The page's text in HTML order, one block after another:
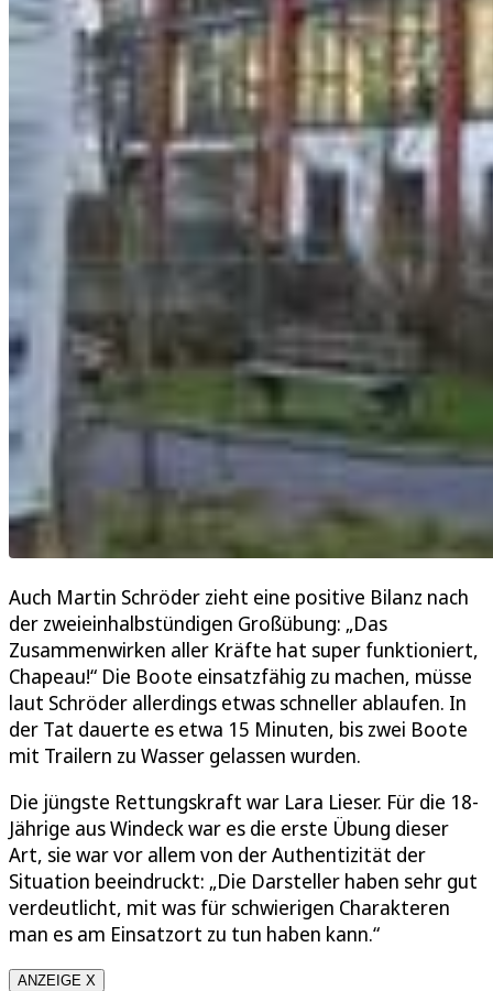
Auch Martin Schröder zieht eine positive Bilanz nach
der zweieinhalbstündigen Großübung: „Das
Zusammenwirken aller Kräfte hat super funktioniert,
Chapeau!“ Die Boote einsatzfähig zu machen, müsse
laut Schröder allerdings etwas schneller ablaufen. In
der Tat dauerte es etwa 15 Minuten, bis zwei Boote
mit Trailern zu Wasser gelassen wurden.
Die jüngste Rettungskraft war Lara Lieser. Für die 18-
Jährige aus Windeck war es die erste Übung dieser
Art, sie war vor allem von der Authentizität der
Situation beeindruckt: „Die Darsteller haben sehr gut
verdeutlicht, mit was für schwierigen Charakteren
man es am Einsatzort zu tun haben kann.“
ANZEIGE X